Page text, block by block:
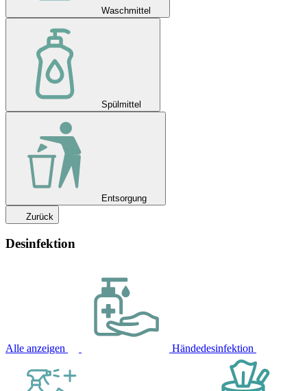
Waschmittel
Spülmittel
Entsorgung
Zurück
Desinfektion
Alle anzeigen Händedesinfektion